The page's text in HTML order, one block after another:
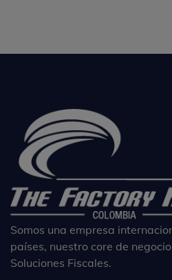
Somos una empresa
países, nuestro core de
Soluciones Fiscales.